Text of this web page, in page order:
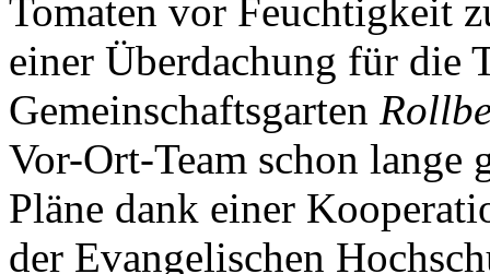
Tomaten vor Feuchtigkeit
einer Überdachung für die
Gemeinschaftsgarten
Vor-Ort-Team schon lange
Pläne dank einer
der Evangelischen